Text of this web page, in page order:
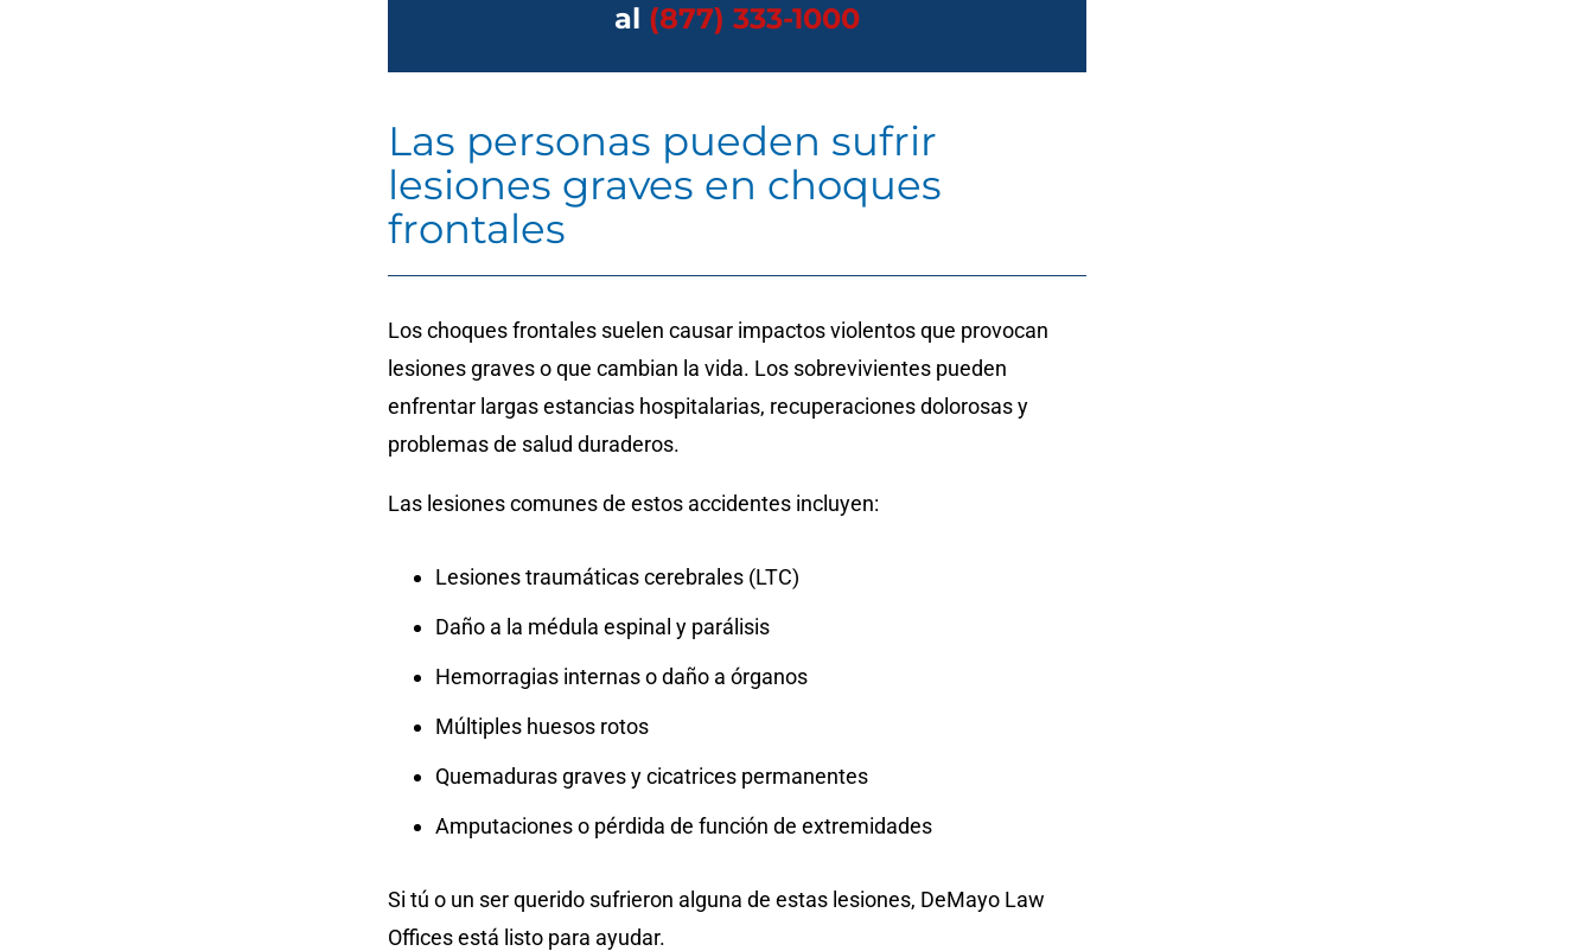
al (877) 333-1000
Las personas pueden sufrir
lesiones graves en choques
frontales
Los choques frontales suelen causar impactos violentos que provocan
lesiones graves o que cambian la vida. Los sobrevivientes pueden
enfrentar largas estancias hospitalarias, recuperaciones dolorosas y
problemas de salud duraderos.
Las lesiones comunes de estos accidentes incluyen:
Lesiones traumáticas cerebrales (LTC)
Daño a la médula espinal y parálisis
Hemorragias internas o daño a órganos
Múltiples huesos rotos
Quemaduras graves y cicatrices permanentes
Amputaciones o pérdida de función de extremidades
Si tú o un ser querido sufrieron alguna de estas lesiones, DeMayo Law
Offices está listo para ayudar.